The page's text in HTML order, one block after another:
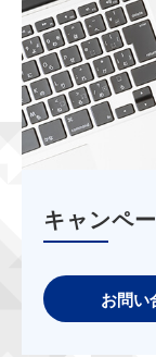
キャンペ
お問い